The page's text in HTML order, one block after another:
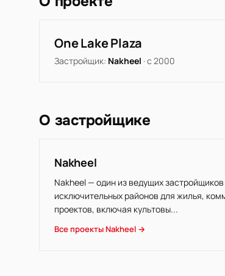
One Lake Plaza
Застройщик: Nakheel · с 2000
О застройщике
Nakheel
Nakheel — один из ведущих
исключительных районов для жилья,
проектов, включая культовы...
Все проекты Nakheel →